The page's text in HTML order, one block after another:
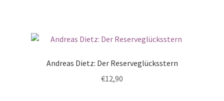
Andreas Dietz: Der Reserveglücksstern
€12,90